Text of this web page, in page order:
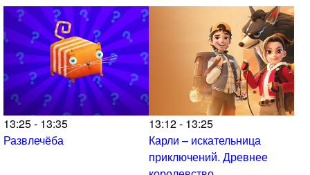
13:25 - 13:35
Развлечёба
13:12 - 13:25
Карли – искательница
приключений. Древнее